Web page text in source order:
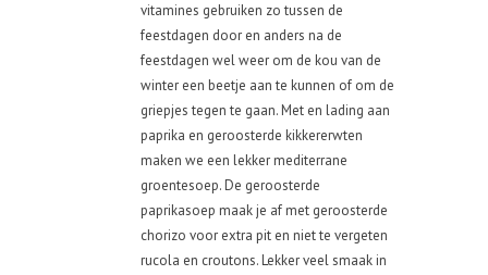
vitamines gebruiken zo tussen de
feestdagen door en anders na de
feestdagen wel weer om de kou van de
winter een beetje aan te kunnen of om de
griepjes tegen te gaan. Met en lading aan
paprika en geroosterde kikkererwten
maken we een lekker mediterrane
groentesoep. De geroosterde
paprikasoep maak je af met geroosterde
chorizo voor extra pit en niet te vergeten
rucola en croutons. Lekker veel smaak in